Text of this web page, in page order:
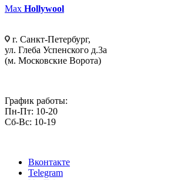
Max Hollywool
г. Санкт-Петербург,
ул. Глеба Успенского д.3а
(м. Московские Ворота)
График работы:
Пн-Пт: 10-20
Сб-Вс: 10-19
Вконтакте
Telegram